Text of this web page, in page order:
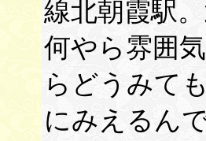
線北朝霞駅
何やら雰囲
らどうみて
にみえるん